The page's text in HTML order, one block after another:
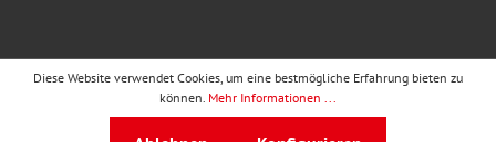
Diese Website verwendet Cookies, um eine bestmögliche Erfahrung bieten zu
können. Mehr Informationen ...